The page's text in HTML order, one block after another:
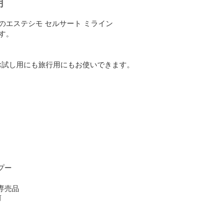
エステシモ セルサート ミライン
し用にも旅行用にもお使いできます。
ー
売品